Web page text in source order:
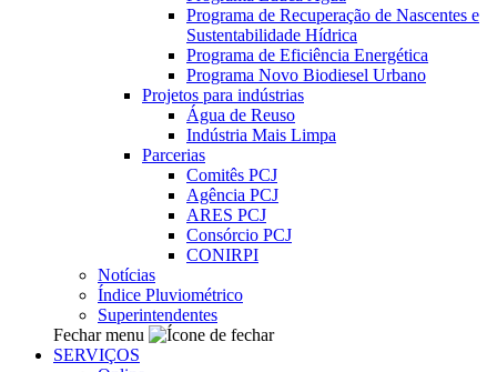
Programa de Recuperação de Nascentes e
Sustentabilidade Hídrica
Programa de Eficiência Energética
Programa Novo Biodiesel Urbano
Projetos para indústrias
Água de Reuso
Indústria Mais Limpa
Parcerias
Comitês PCJ
Agência PCJ
ARES PCJ
Consórcio PCJ
CONIRPI
Notícias
Índice Pluviométrico
Superintendentes
Fechar menu
SERVIÇOS